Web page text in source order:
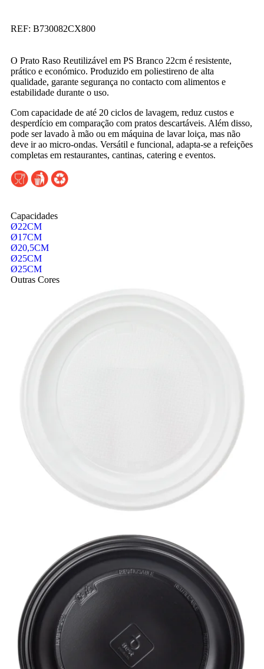
REF: B730082CX800
O Prato Raso Reutilizável em PS Branco 22cm é resistente,
prático e económico. Produzido em poliestireno de alta
qualidade, garante segurança no contacto com alimentos e
estabilidade durante o uso.
Com capacidade de até 20 ciclos de lavagem, reduz custos e
desperdício em comparação com pratos descartáveis. Além disso,
pode ser lavado à mão ou em máquina de lavar loiça, mas não
deve ir ao micro-ondas. Versátil e funcional, adapta-se a refeições
completas em restaurantes, cantinas, catering e eventos.
Capacidades
Ø22CM
Ø17CM
Ø20,5CM
Ø25CM
Ø25CM
Outras Cores